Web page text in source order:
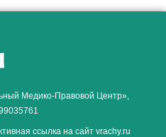
Медико-Правовой Центр»,
ссылка на сайт vrachy.ru